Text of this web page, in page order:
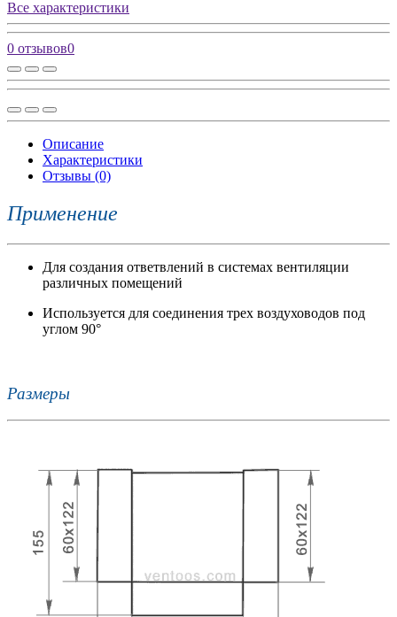
Все характеристики
0 отзывов0
Описание
Характеристики
Отзывы (0)
Применение
Для создания ответвлений в системах вентиляции
различных помещений
Используется для соединения трех воздуховодов под
углом 90°
Размеры